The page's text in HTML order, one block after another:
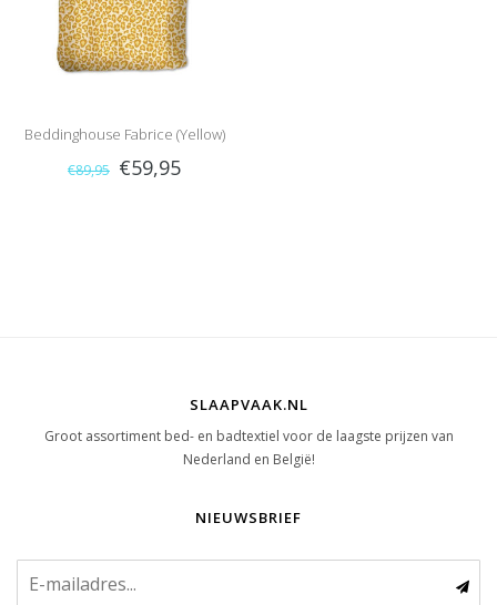
Beddinghouse Fabrice (Yellow)
€89,95 €59,95
SLAAPVAAK.NL
Groot assortiment bed- en badtextiel voor de laagste prijzen van
Nederland en België!
NIEUWSBRIEF